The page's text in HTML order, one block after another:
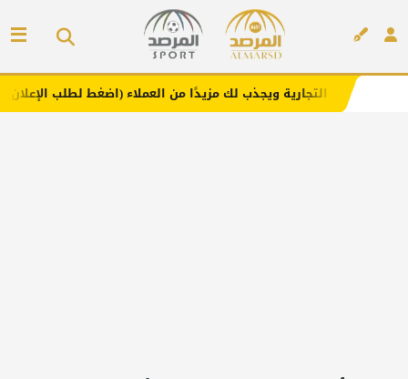
ويجذب لك مزيدًا من العملاء (اضغط لطلب الإعلان)